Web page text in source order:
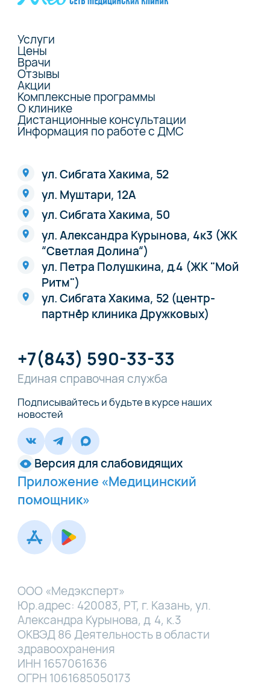
Услуги
Цены
Врачи
Отзывы
Акции
Комплексные программы
О клинике
Дистанционные консультации
Информация по работе с ДМС
ул. Сибгата Хакима, 52
ул. Муштари, 12А
ул. Сибгата Хакима, 50
ул. Александра Курынова, 4к3 (ЖК
“Светлая Долина“)
ул. Петра Полушкина, д.4 (ЖК "Мой
Ритм")
ул. Сибгата Хакима, 52 (центр-
партнёр клиника Дружковых)
+7(843) 590-33-33
Единая справочная служба
Подписывайтесь и будьте в курсе наших
новостей
Версия для слабовидящих
Приложение «Медицинский
помощник»
ООО «Медэксперт»
Юр.адрес: 420083, РТ, г. Казань, ул.
Александра Курынова, д. 4, к.3
ОКВЭД 86 Деятельность в области
здравоохранения
ИНН 1657061636
ОГРН 1061685050173